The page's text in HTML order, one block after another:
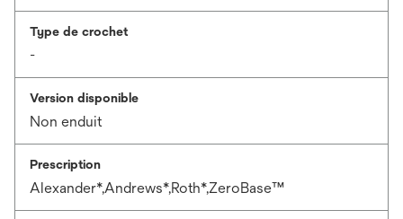
Type de crochet
-
Version disponible
Non enduit
Prescription
Alexander*,Andrews*,Roth*,ZeroBase™